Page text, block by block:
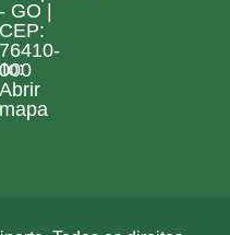
- GO |
CEP:
76410-
000
Abrir
mapa